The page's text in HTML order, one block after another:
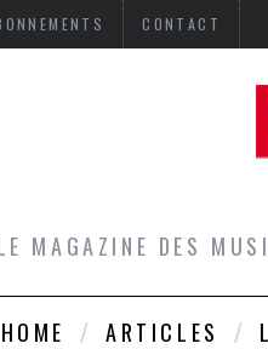
CONTACT
MAGAZINE DES
HOME ARTICLES